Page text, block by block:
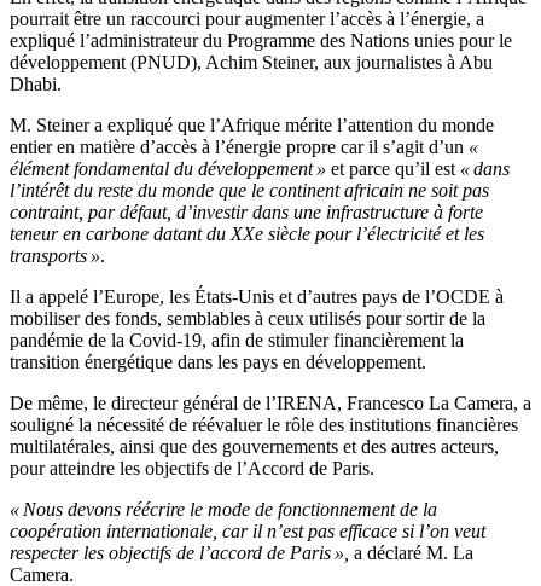
pourrait être un raccourci pour augmenter l’accès à l’énergie, a
expliqué l’administrateur du Programme des Nations unies pour le
développement (PNUD), Achim Steiner, aux journalistes à Abu
Dhabi.
M. Steiner a expliqué que l’Afrique mérite l’attention du monde
entier en matière d’accès à l’énergie propre car il s’agit d’un «
élément fondamental du développement » et parce qu’il est « dans
l’intérêt du reste du monde que le continent africain ne soit pas
contraint, par défaut, d’investir dans une infrastructure à forte
teneur en carbone datant du XXe siècle pour l’électricité et les
transports ».
Il a appelé l’Europe, les États-Unis et d’autres pays de l’OCDE à
mobiliser des fonds, semblables à ceux utilisés pour sortir de la
pandémie de la Covid-19, afin de stimuler financièrement la
transition énergétique dans les pays en développement.
De même, le directeur général de l’IRENA, Francesco La Camera, a
souligné la nécessité de réévaluer le rôle des institutions financières
multilatérales, ainsi que des gouvernements et des autres acteurs,
pour atteindre les objectifs de l’Accord de Paris.
« Nous devons réécrire le mode de fonctionnement de la
coopération internationale, car il n’est pas efficace si l’on veut
respecter les objectifs de l’accord de Paris », a déclaré M. La
Camera.